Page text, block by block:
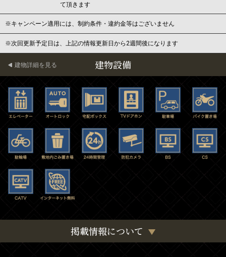
て頂きます
※キャンペーン適用には、制約条件・違約金等はございません
※次回更新予定日は、上記の情報更新日から2週間後になります
建物設備
建物詳細を見る
掲載情報について